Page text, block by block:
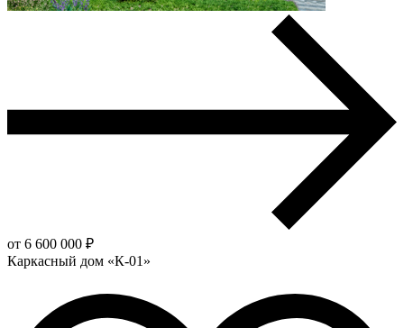
от 6 600 000 ₽
Каркасный дом «К-01»